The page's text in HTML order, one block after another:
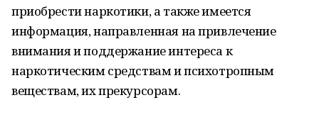
приобрести наркотики, а также имеется
информация, направленная на привлечение
внимания и поддержание интереса к
наркотическим средствам и психотропным
веществам, их прекурсорам.